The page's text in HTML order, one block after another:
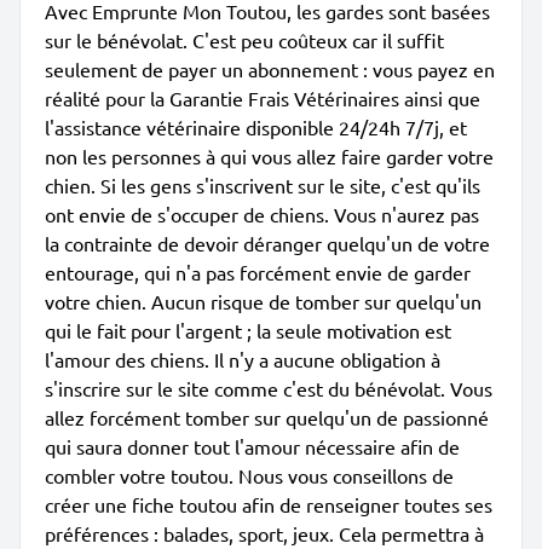
Avec Emprunte Mon Toutou, les gardes sont basées
sur le bénévolat. C'est peu coûteux car il suffit
seulement de payer un abonnement : vous payez en
réalité pour la Garantie Frais Vétérinaires ainsi que
l'assistance vétérinaire disponible 24/24h 7/7j, et
non les personnes à qui vous allez faire garder votre
chien. Si les gens s'inscrivent sur le site, c'est qu'ils
ont envie de s'occuper de chiens. Vous n'aurez pas
la contrainte de devoir déranger quelqu'un de votre
entourage, qui n'a pas forcément envie de garder
votre chien. Aucun risque de tomber sur quelqu'un
qui le fait pour l'argent ; la seule motivation est
l'amour des chiens. Il n'y a aucune obligation à
s'inscrire sur le site comme c'est du bénévolat. Vous
allez forcément tomber sur quelqu'un de passionné
qui saura donner tout l'amour nécessaire afin de
combler votre toutou. Nous vous conseillons de
créer une fiche toutou afin de renseigner toutes ses
préférences : balades, sport, jeux. Cela permettra à